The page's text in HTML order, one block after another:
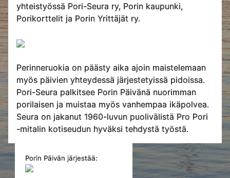
yhteistyössä Pori-Seura ry, Porin kaupunki,
Porikorttelit ja Porin Yrittäjät ry.
Perinneruokia on päästy aika ajoin maistelemaan
myös päivien yhteydessä järjestetyissä pidoissa.
Pori-Seura palkitsee Porin Päivänä nuorimman
porilaisen ja muistaa myös vanhempaa ikäpolvea.
Seura on jakanut 1960-luvun puolivälistä Pro Pori
-mitalin kotiseudun hyväksi tehdystä työstä.
Porin Päivän järjestää: